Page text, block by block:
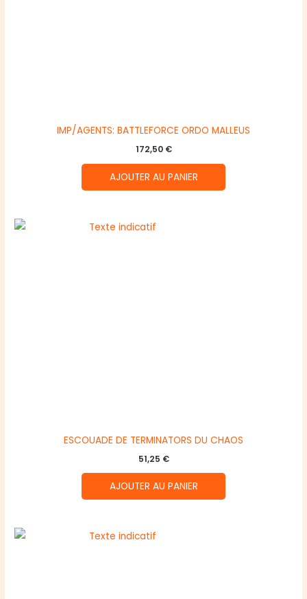
IMP/AGENTS: BATTLEFORCE ORDO MALLEUS
172,50 €
AJOUTER AU PANIER
ESCOUADE DE TERMINATORS DU CHAOS
51,25 €
AJOUTER AU PANIER